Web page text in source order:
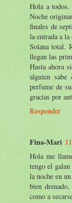
Hola a
Noche
finales de
la entrada a
Solana total.
llegan las
Hasta ahora
alguien
perfume de
gracias por
Responder
Fina-Mari
Hola me
tengo el
la noche en
bien
como a